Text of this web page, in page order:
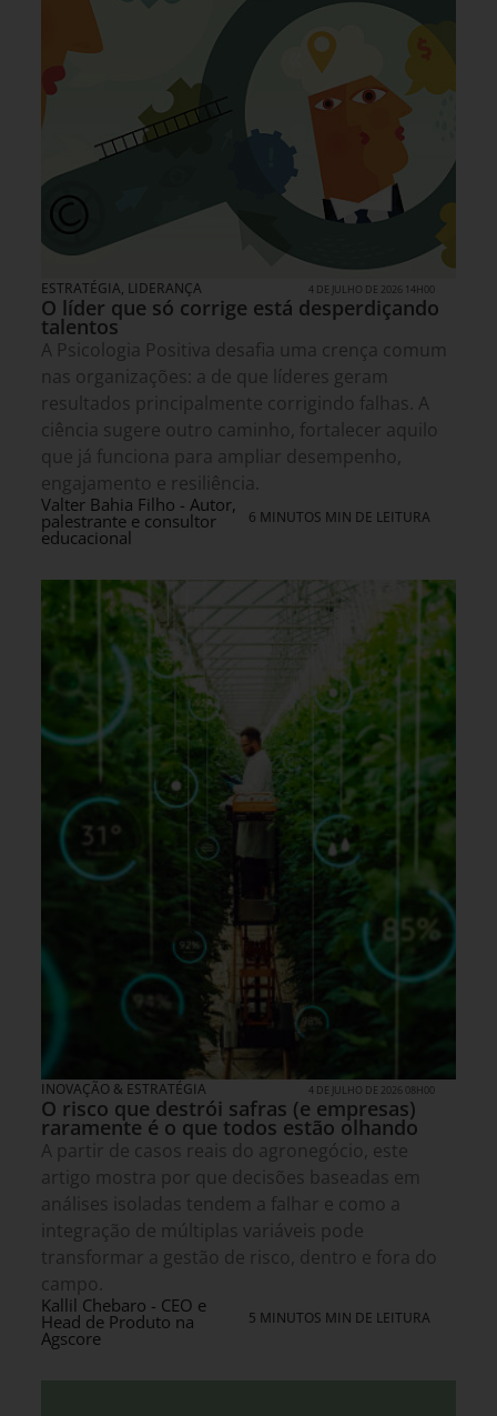
ESTRATÉGIA, LIDERANÇA 4 DE JULHO DE 2026 14H00
O líder que só corrige está desperdiçando
talentos
A Psicologia Positiva desafia uma crença comum
nas organizações: a de que líderes geram
resultados principalmente corrigindo falhas. A
ciência sugere outro caminho, fortalecer aquilo
que já funciona para ampliar desempenho,
engajamento e resiliência.
Valter Bahia Filho - Autor,
palestrante e consultor
educacional
6 MINUTOS MIN DE LEITURA
INOVAÇÃO & ESTRATÉGIA 4 DE JULHO DE 2026 08H00
O risco que destrói safras (e empresas)
raramente é o que todos estão olhando
A partir de casos reais do agronegócio, este
artigo mostra por que decisões baseadas em
análises isoladas tendem a falhar e como a
integração de múltiplas variáveis pode
transformar a gestão de risco, dentro e fora do
campo.
Kallil Chebaro - CEO e
Head de Produto na
Agscore
5 MINUTOS MIN DE LEITURA